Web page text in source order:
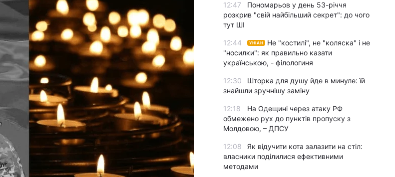
12:47
Пономарьов у день 53-річчя
розкрив "свій найбільший секрет": до чого
тут ШІ
12:44 УНІАН
Не "костилі", не "коляска" і не
"носилки": як правильно казати
українською, - філологиня
12:30
Шторка для душу йде в минуле: їй
знайшли зручнішу заміну
12:18
На Одещині через атаку РФ
обмежено рух до пунктів пропуску з
Молдовою, – ДПСУ
12:08
Як відучити кота залазити на стіл:
власники поділилися ефективними
методами